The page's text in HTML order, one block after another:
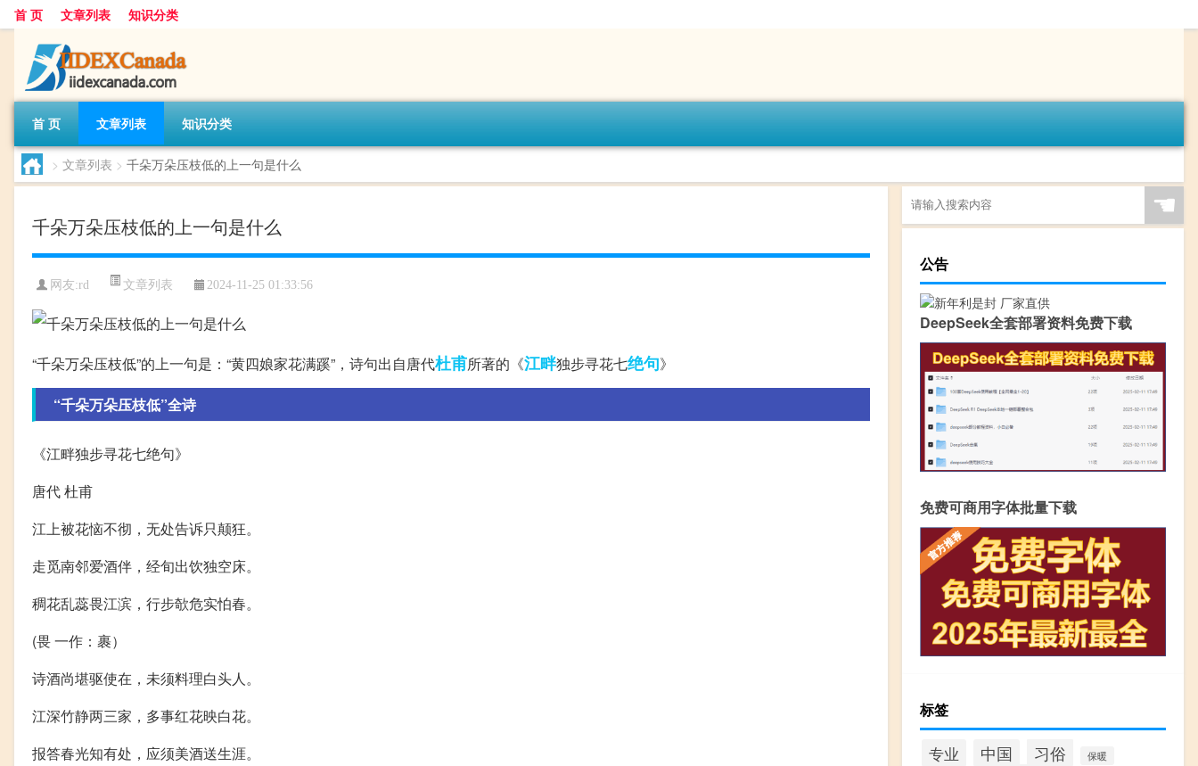
首 页 文章列表 知识分类
首 页 文章列表 知识分类
> 文章列表 > 千朵万朵压枝低的上一句是什么
千朵万朵压枝低的上一句是什么
网友:rd 文章列表 2024-11-25 01:33:56
“千朵万朵压枝低”的上一句是：“黄四娘家花满蹊”，诗句出自唐代杜甫所著的《江畔独步寻花七绝句》
“千朵万朵压枝低”全诗
《江畔独步寻花七绝句》
唐代 杜甫
江上被花恼不彻，无处告诉只颠狂。
走觅南邻爱酒伴，经旬出饮独空床。
稠花乱蕊畏江滨，行步欹危实怕春。
(畏 一作：裹）
诗酒尚堪驱使在，未须料理白头人。
江深竹静两三家，多事红花映白花。
报答春光知有处，应须美酒送生涯。
☚
公告
DeepSeek全套部署资料免费下载
免费可商用字体批量下载
标签
专业 中国 习俗 保暖